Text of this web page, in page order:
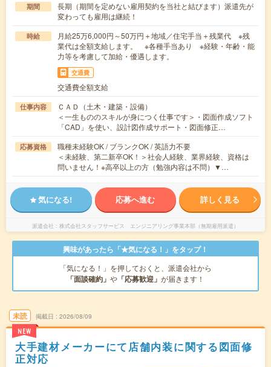
期間
長期（期間を定めない雇用契約を当社と結びます）派遣先が
変わっても雇用は継続！
時給
月給25万6,000円～50万円＋地域／住宅手当＋残業代 ※残
業代は全額支給します。 ※各種手当あり ※経験・年齢・能
力等を考慮して加給・優遇します。
交通費
交通費全額支給
仕事内容
ＣＡＤ（土木・建築・設備）
＜一生もののスキルが身につく仕事です＞・図面作成ソフト
「CAD」を使い、設計図作成サポート・図面修正…
応募資格
職種未経験OK / ブランクOK / 英語力不要
＜未経験、第二新卒OK！＞社会人経験、業界経験、資格は
問いません！※高卒以上の方（勉強内容は不問）▼…
気になる! 応募へ進む 詳しく見る
派遣会社 株式会社スタッフサービス エンジニアリング事業本部（無期雇用派遣）
興味があったら「★気になる！」をタップ！
「気になる！」を押しておくと、派遣会社から
「面談確約」 や 「応募歓迎」 が届きます！
未読
NEW
掲載日 2026/08/09
大手建材メーカーにて店舗内装に関する図面修
正対応